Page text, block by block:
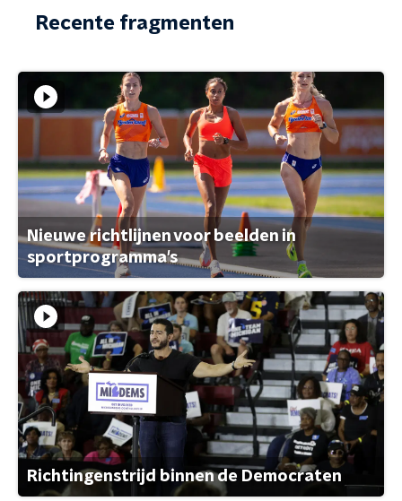
Recente fragmenten
Nieuwe richtlijnen voor beelden in
sportprogramma's
Richtingenstrijd binnen de Democraten